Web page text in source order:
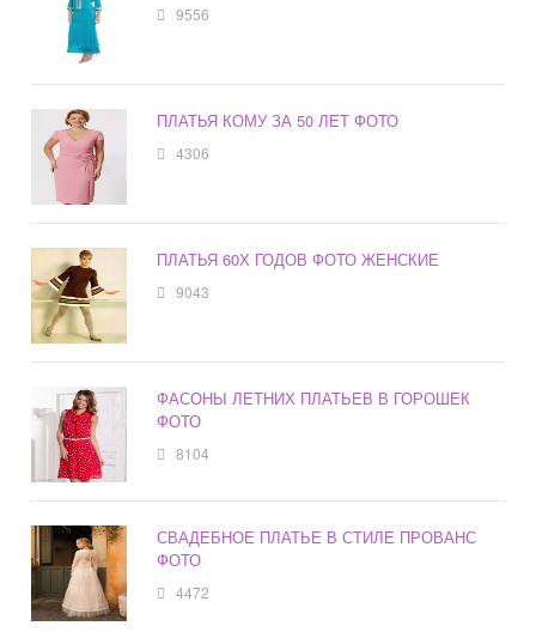
9556
ПЛАТЬЯ КОМУ ЗА 50 ЛЕТ ФОТО
4306
ПЛАТЬЯ 60Х ГОДОВ ФОТО ЖЕНСКИЕ
9043
ФАСОНЫ ЛЕТНИХ ПЛАТЬЕВ В ГОРОШЕК
ФОТО
8104
СВАДЕБНОЕ ПЛАТЬЕ В СТИЛЕ ПРОВАНС
ФОТО
4472